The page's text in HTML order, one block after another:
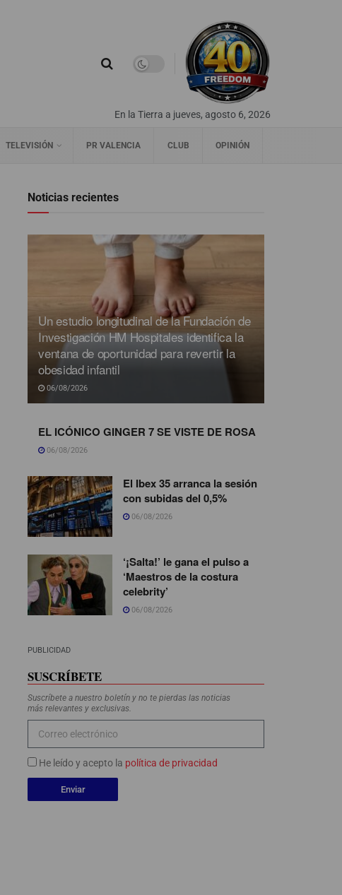
En la Tierra a jueves, agosto 6, 2026
TELEVISIÓN PR VALENCIA CLUB OPINIÓN
Noticias recientes
Un estudio longitudinal de la Fundación de
Investigación HM Hospitales identifica la
ventana de oportunidad para revertir la
obesidad infantil
06/08/2026
EL ICÓNICO GINGER 7 SE VISTE DE ROSA
06/08/2026
El Ibex 35 arranca la sesión
con subidas del 0,5%
06/08/2026
‘¡Salta!’ le gana el pulso a
‘Maestros de la costura
celebrity’
06/08/2026
PUBLICIDAD
SUSCRÍBETE
Suscríbete a nuestro boletín y no te pierdas las noticias
más relevantes y exclusivas.
He leído y acepto la política de privacidad
Enviar